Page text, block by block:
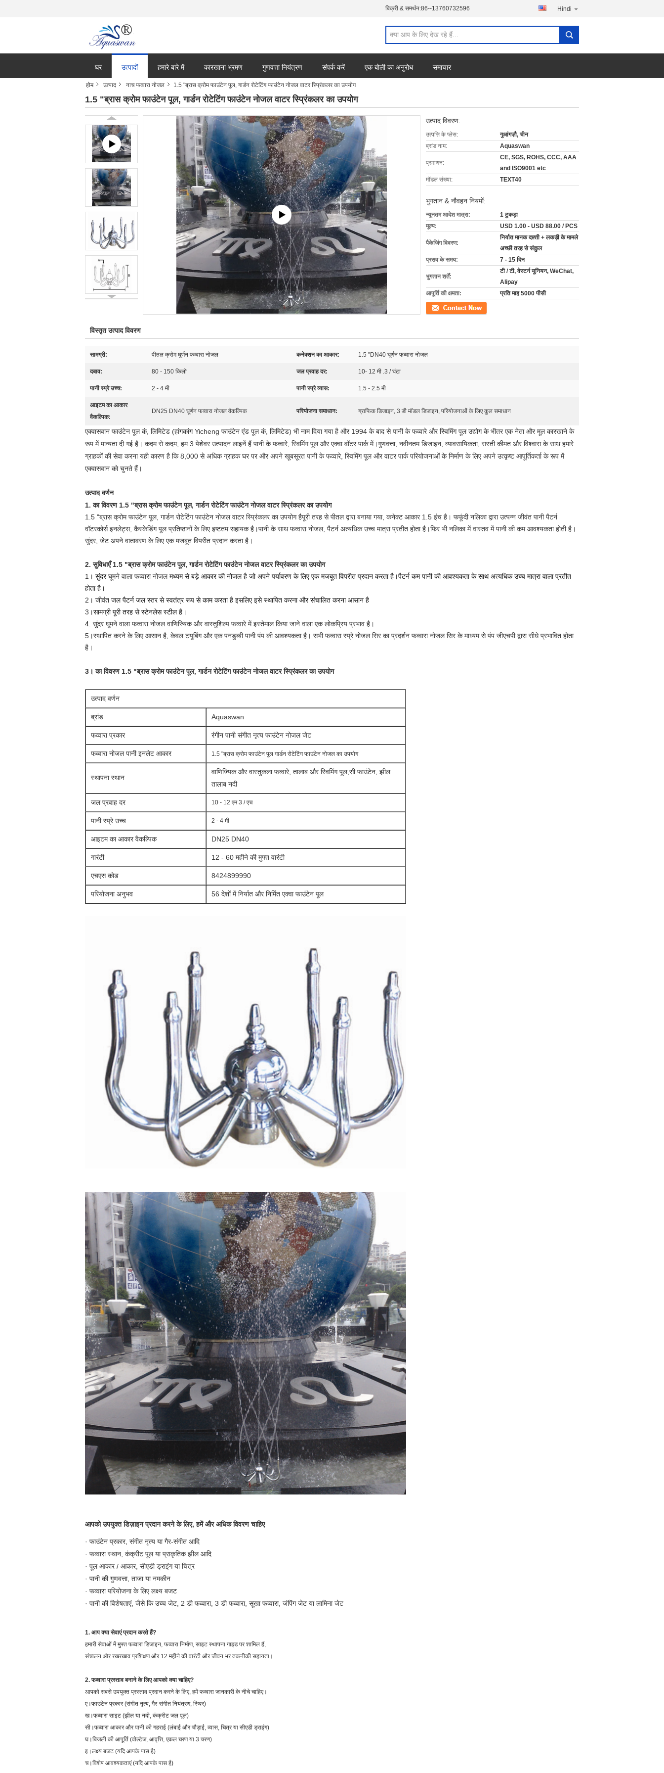
बिक्री & समर्थन:86--13760732596 Hindi
घर उत्पादों हमारे बारे में कारखाना भ्रमण गुणवत्ता नियंत्रण संपर्क करें एक बोली का अनुरोध समाचार
होम उत्पाद नाच फव्वारा नोजल 1.5 "ब्रास क्रोम फाउंटेन पूल, गार्डन रोटेटिंग फाउंटेन नोजल वाटर स्प्रिंकलर का उपयोग
1.5 "ब्रास क्रोम फाउंटेन पूल, गार्डन रोटेटिंग फाउंटेन नोजल वाटर स्प्रिंकलर का उपयोग
उत्पाद विवरण:
उत्पत्ति के प्लेस:
गुआंगज़ौ, चीन
ब्रांड नाम:
Aquaswan
प्रमाणन:
CE, SGS, ROHS, CCC, AAA
and ISO9001 etc
मॉडल संख्या:
TEXT40
भुगतान & नौवहन नियमों:
न्यूनतम आदेश मात्रा:
1 टुकड़ा
मूल्य:
USD 1.00 - USD 88.00 / PCS
पैकेजिंग विवरण:
निर्यात मानक दफ़्ती + लकड़ी के मामले
अच्छी तरह से संकुल
प्रसव के समय:
7 - 15 दिन
भुगतान शर्तें:
टी / टी, वेस्टर्न यूनियन, WeChat,
Alipay
आपूर्ति की क्षमता:
प्रति माह 5000 पीसी
संपर्क करें
विस्तृत उत्पाद विवरण
सामग्री: पीतल क्रोम घूर्णन फव्वारा नोजल कनेक्शन का आकार: 1.5 "DN40 घूर्णन फव्वारा नोजल
दबाव: 80 - 150 किलो जल प्रवाह दर: 10- 12 मी .3 / घंटा
पानी स्प्रे उच्च: 2 - 4 मी पानी स्प्रे व्यास: 1.5 - 2.5 मी
आइटम का आकार
वैकल्पिक:
DN25 DN40 घूर्णन फव्वारा नोजल वैकल्पिक परियोजना समाधान: ग्राफिक डिजाइन, 3 डी मॉडल डिजाइन, परियोजनाओं के लिए कुल समाधान
एक्वासवान फाउंटेन पूल कं, लिमिटेड (हांगकांग Yicheng फाउंटेन एंड पूल कं, लिमिटेड) भी नाम दिया गया है और 1994 के बाद से पानी के फव्वारे और स्विमिंग पूल उद्योग के भीतर एक नेता और मूल कारखाने के
रूप में मान्यता दी गई है। कदम से कदम, हम 3 पेशेवर उत्पादन लाइनें हैं पानी के फव्वारे, स्विमिंग पूल और एक्वा वॉटर पार्क में।गुणवत्ता, नवीनतम डिजाइन, व्यावसायिकता, सस्ती कीमत और विश्वास के साथ हमारे
ग्राहकों की सेवा करना यही कारण है कि 8,000 से अधिक ग्राहक घर पर और अपने खूबसूरत पानी के फव्वारे, स्विमिंग पूल और वाटर पार्क परियोजनाओं के निर्माण के लिए अपने उत्कृष्ट आपूर्तिकर्ता के रूप में
एक्वासवान को चुनते हैं।
उत्पाद वर्णन
1. का विवरण 1.5 "ब्रास क्रोम फाउंटेन पूल, गार्डन रोटेटिंग फाउंटेन नोजल वाटर स्प्रिंकलर का उपयोग
1.5 "ब्रास क्रोम फाउंटेन पूल, गार्डन रोटेटिंग फाउंटेन नोजल वाटर स्प्रिंकलर का उपयोगहैपूरी तरह से पीतल द्वारा बनाया गया, कनेक्ट आकार 1.5 इंच है। फफूंदी नलिका द्वारा उत्पन्न जीवंत पानी पैटर्न
वॉटरकोर्स इनलेट्स, कैस्केडिंग पूल प्रतिष्ठानों के लिए इष्टतम सहायक है।पानी के साथ फव्वारा नोजल, पैटर्न अत्यधिक उच्च मात्रा प्रतीत होता है।फिर भी नलिका में वास्तव में पानी की कम आवश्यकता होती है।
सुंदर, जेट अपने वातावरण के लिए एक मजबूत विपरीत प्रदान करता है।
2. सुविधाएँ1.5 "ब्रास क्रोम फाउंटेन पूल, गार्डन रोटेटिंग फाउंटेन नोजल वाटर स्प्रिंकलर का उपयोग
1। सुंदरघूमने वाला फव्वारा नोजल मध्यम से बड़े आकार की नोजल है जो अपने पर्यावरण के लिए एक मजबूत विपरीत प्रदान करता है।पैटर्न कम पानी की आवश्यकता के साथ अत्यधिक उच्च मात्रा वाला प्रतीत
होता है।
2। जीवंत जल पैटर्न जल स्तर से स्वतंत्र रूप से काम करता है इसलिए इसे स्थापित करना और संचालित करना आसान है
3।सामग्री पूरी तरह से स्टेनलेस स्टील है।
4. सुंदरघूमने वाला फव्वारा नोजल वाणिज्यिक और वास्तुशिल्प फव्वारे में इस्तेमाल किया जाने वाला एक लोकप्रिय प्रभाव है।
5।स्थापित करने के लिए आसान है, केवल टयूबिंग और एक पनडुब्बी पानी पंप की आवश्यकता है। सभी फव्वारा स्प्रे नोजल सिर का प्रदर्शन फव्वारा नोजल सिर के माध्यम से पंप जीएचपी द्वारा सीधे प्रभावित होता
है।
3। का विवरण 1.5 "ब्रास क्रोम फाउंटेन पूल, गार्डन रोटेटिंग फाउंटेन नोजल वाटर स्प्रिंकलर का उपयोग
उत्पाद वर्णन
ब्रांड Aquaswan
फव्वारा प्रकार रंगीन पानी संगीत नृत्य फाउंटेन नोजल जेट
फव्वारा नोजल पानी इनलेट आकार 1.5 "ब्रास क्रोम फाउंटेन पूल गार्डन रोटेटिंग फाउंटेन नोजल का उपयोग
स्थापना स्थान
वाणिज्यिक और वास्तुकला फव्वारे, तालाब और स्विमिंग पूल,सी फाउंटेन, झील
तालाब नदी
जल प्रवाह दर 10 - 12 एम 3 / एच
पानी स्प्रे उच्च 2 - 4 मी
आइटम का आकार वैकल्पिक DN25 DN40
गारंटी 12 - 60 महीने की मुफ्त वारंटी
एचएस कोड 8424899990
परियोजना अनुभव 56 देशों में निर्यात और निर्मित एक्वा फाउंटेन पूल
आपको उपयुक्त डिज़ाइन प्रदान करने के लिए, हमें और अधिक विवरण चाहिए
· फाउंटेन प्रकार, संगीत नृत्य या गैर-संगीत आदि
· फव्वारा स्थान, कंक्रीट पूल या प्राकृतिक झील आदि
· पूल आकार / आकार, सीएडी ड्राइंग या चित्र
· पानी की गुणवत्ता, ताजा या नमकीन
· फव्वारा परियोजना के लिए लक्ष्य बजट
· पानी की विशेषताएं, जैसे कि उच्च जेट, 2 डी फव्वारा, 3 डी फव्वारा, सूखा फव्वारा, जंपिंग जेट या लामिना जेट
1. आप क्या सेवाएं प्रदान करते हैं?
हमारी सेवाओं में मुफ्त फव्वारा डिजाइन, फव्वारा निर्माण, साइट स्थापना गाइड पर शामिल हैं,
संचालन और रखरखाव प्रशिक्षण और 12 महीने की वारंटी और जीवन भर तकनीकी सहायता।
2. फव्वारा प्रस्ताव बनाने के लिए आपको क्या चाहिए?
आपको सबसे उपयुक्त प्रस्ताव प्रदान करने के लिए, हमें फव्वारा जानकारी के नीचे चाहिए।
ए।फाउंटेन प्रकार (संगीत नृत्य, गैर-संगीत नियंत्रण, स्थिर)
ख।फव्वारा साइट (झील या नदी, कंक्रीट जल पूल)
सी।फव्वारा आकार और पानी की गहराई (लंबाई और चौड़ाई, व्यास, चित्र या सीएडी ड्राइंग)
घ।बिजली की आपूर्ति (वोल्टेज, आवृत्ति, एकल चरण या 3 चरण)
इ।लक्ष्य बजट (यदि आपके पास है)
च।विशेष आवश्यकताएं (यदि आपके पास है)